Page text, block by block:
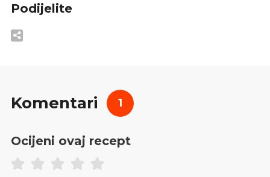
Podijelite
Komentari 1
Ocijeni ovaj recept